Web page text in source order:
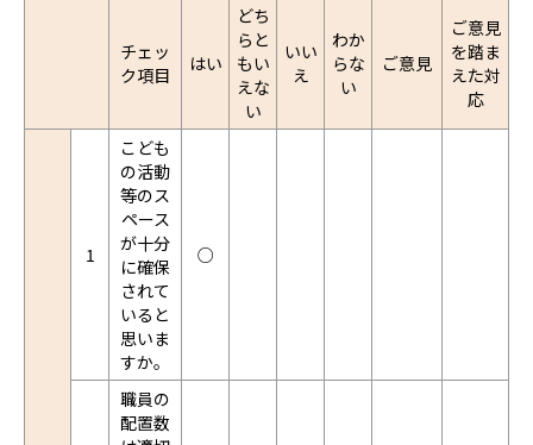
チェッ
ク項目
はい
どち
らと
もい
えな
い
いい
え
わか
らな
い
ご意見
ご意見
を踏ま
えた対
応
1
こども
の活動
等のス
ペース
が十分
に確保
されて
いると
思いま
すか。
○
職員の
配置数